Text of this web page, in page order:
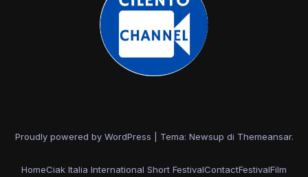
Proudly powered by WordPress Tema: Newsup di Themeansar.
HomeCiak Italia International Short FestivalContactFestivalFilm